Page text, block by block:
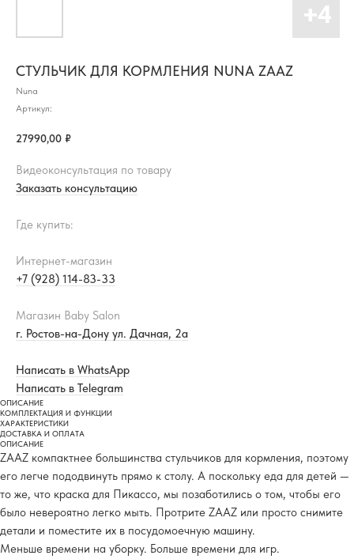
СТУЛЬЧИК ДЛЯ КОРМЛЕНИЯ NUNA ZAAZ
Nuna
Артикул:
27990,00 ₽
Видеоконсультация по товару
Заказать консультацию
Где купить:
Интернет-магазин
+7 (928) 114-83-33
Магазин Baby Salon
г. Ростов-на-Дону ул. Дачная, 2а
Написать в WhatsApp
Написать в Telegram
ОПИСАНИЕ
КОМПЛЕКТАЦИЯ И ФУНКЦИИ
ХАРАКТЕРИСТИКИ
ДОСТАВКА И ОПЛАТА
ОПИСАНИЕ
ZAAZ компактнее большинства стульчиков для кормления, поэтому
его легче пододвинуть прямо к столу. А поскольку еда для детей —
то же, что краска для Пикассо, мы позаботились о том, чтобы его
было невероятно легко мыть. Протрите ZAAZ или просто снимите
детали и поместите их в посудомоечную машину.
Меньше времени на уборку. Больше времени для игр.